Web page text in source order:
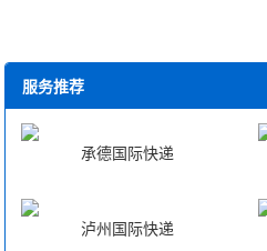
服务推荐
承德国际快递
泸州国际快递